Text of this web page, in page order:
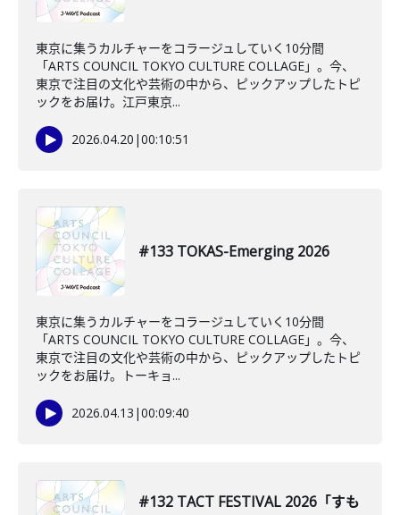
東京に集うカルチャーをコラージュしていく10分間
「ARTS COUNCIL TOKYO CULTURE COLLAGE」。今、
東京で注目の文化や芸術の中から、ピックアップしたトピ
ックをお届け。江戸東京...
2026.04.20 |00:10:51
#133 TOKAS-Emerging 2026
東京に集うカルチャーをコラージュしていく10分間
「ARTS COUNCIL TOKYO CULTURE COLLAGE」。今、
東京で注目の文化や芸術の中から、ピックアップしたトピ
ックをお届け。トーキョ...
2026.04.13 |00:09:40
#132 TACT FESTIVAL 2026「すも